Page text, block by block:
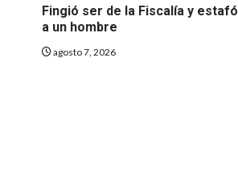
Fingió ser de la Fiscalía y estafó
a un hombre
agosto 7, 2026